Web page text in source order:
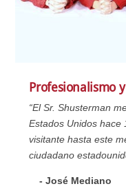
Profesionalismo
“El Sr. Shusterman
Estados Unidos hace
visitante hasta este
ciudadano
- José Mediano